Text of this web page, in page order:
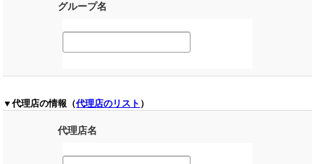
グループ名
▼代理店の情報（代理店のリスト ）
代理店名